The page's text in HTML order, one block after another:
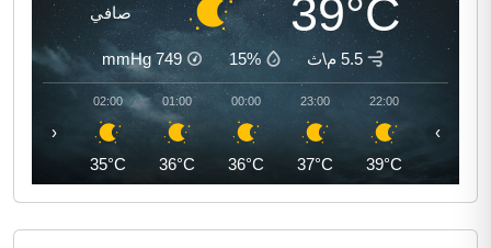
39°C صافي
5.5 م\ث 15%
749
mmHg
22:00
39°C
23:00
37°C
00:00
36°C
01:00
36°C
02:00
35°C
‹ ›